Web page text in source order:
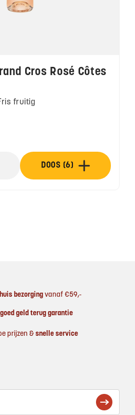
Cros Rosé Côtes
fruitig
DOOS (6)
bezorgingvanaf €59,-
geld terug garantie
prijzen &snelle service